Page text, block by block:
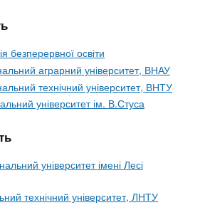
безперервної освіти
аграрний університет, ВНАУ
технічний університет, ВНТУ
університет ім. В.Стуса
університет імені Лесі
технічний університет, ЛНТУ